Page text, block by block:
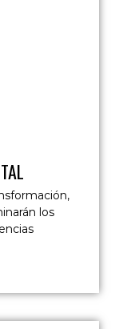
los